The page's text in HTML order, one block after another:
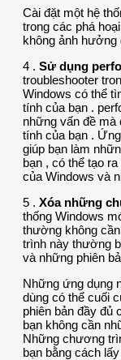
Cài đặt một hệ
trong các phá
không ảnh hưởng
4 . Sử dụng
troubleshooter
Windows có thể
tính của bạn .
những vấn đề mà
tính của bạn .
giúp bạn làm
bạn , có thể tạo
của Windows và
5 . Xóa những
thống Windows
thường không
trình này thường
và những phiên
Những ứng dụng
dùng có thể cuối
phiên bản đầy đủ
bạn không cần
Những chương
bạn bằng cách